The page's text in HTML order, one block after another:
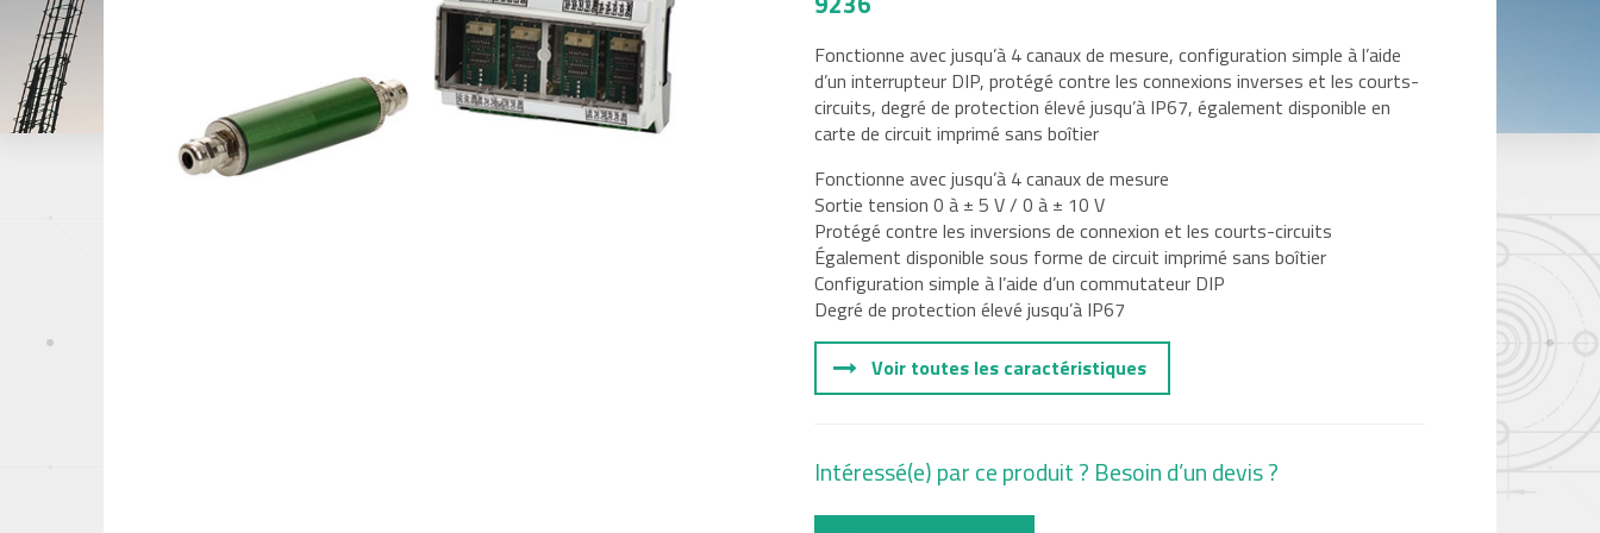
Papeterie
Industrie du métal
Offshore, Marine, Oil and
Fonctionne avec jusqu’à 4 canaux de mesure, configuration simple à l’aide
d’un interrupteur DIP, protégé contre les connexions inverses et les courts-
circuits, degré de protection élevé jusqu’à IP67, également disponible en
carte de circuit imprimé sans boîtier
Fonctionne avec jusqu’à 4 canaux de mesure
Sortie tension 0 à ± 5 V / 0 à ± 10 V
Protégé contre les inversions de connexion et les courts-circuits
Également disponible sous forme de circuit imprimé sans boîtier
Configuration simple à l’aide d’un commutateur DIP
Degré de protection élevé jusqu’à IP67
Voir toutes les caractéristiques
Intéressé(e) par ce produit ? Besoin d’un devis ?